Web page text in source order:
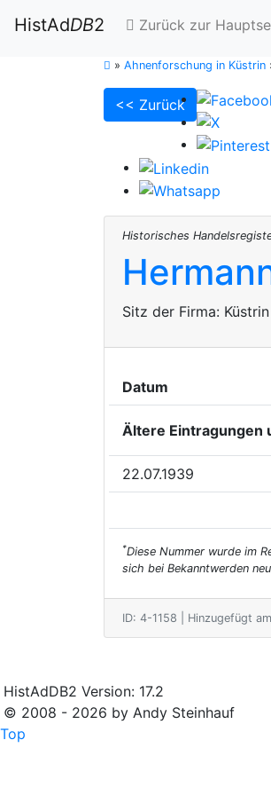
HistAdDB2 Zurück zur
» Ahnenforschung in Küstrin
<< Zurück
Historisches
Sitz der Firma: Küstrin
Datum
Ältere Eintragungen
22.07.1939
*Diese Nummer wurde im
sich bei Bekanntwerden
ID: 4-1158 | Hinzugefügt
HistAdDB2 Version: 17.2
© 2008 - 2026 by Andy Steinhauf
Top